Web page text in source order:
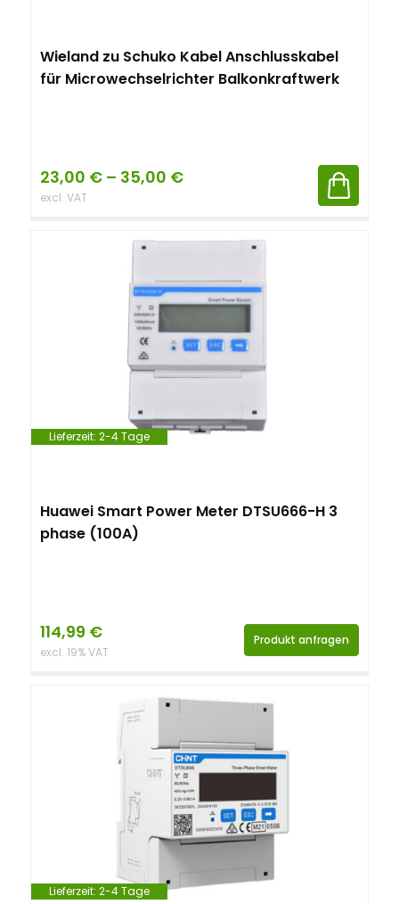
Wieland zu Schuko Kabel Anschlusskabel
für Microwechselrichter Balkonkraftwerk
23,00 € – 35,00 €
excl. VAT
Lieferzeit: 2-4 Tage
Huawei Smart Power Meter DTSU666-H 3
phase (100A)
114,99 €
excl. 19% VAT
Produkt anfragen
Lieferzeit: 2-4 Tage